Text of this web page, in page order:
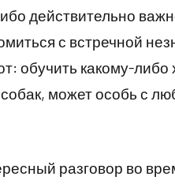
действительно
с встречной
обучить какому-
может особь с
разговор во